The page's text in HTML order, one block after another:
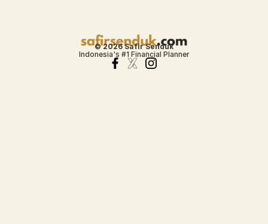
© 2026 Safir Senduk
Indonesia's #1 Financial Planner